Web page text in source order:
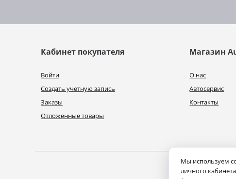
Кабинет покупателя
Войти
Создать учетную запись
Заказы
Отложенные товары
Магазин
О нас
Автосервис
Контакты
Мы используем
личного